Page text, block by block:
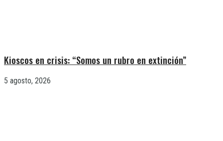
Kioscos en crisis: “Somos un rubro en extinción”
5 agosto, 2026